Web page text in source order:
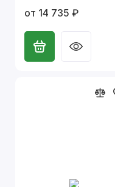
от 14 735 ₽